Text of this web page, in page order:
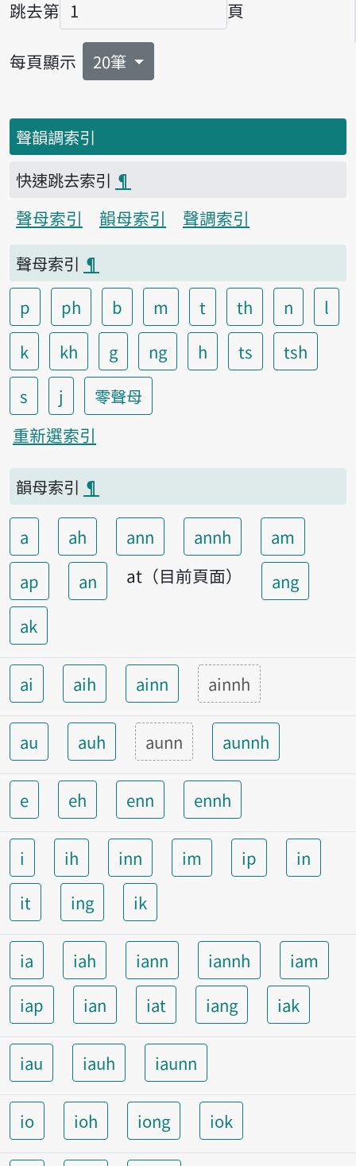
跳去第
頁碼
頁
每頁顯示 20筆
聲韻調索引
快速跳去索引 ¶
聲母索引
韻母索引
聲調索引
聲母索引 ¶
p
ph b m t th n
l
k
kh g ng h ts
tsh
s
j
零聲母
重新選索引
韻母索引 ¶
a ah ann annh
am
ap
an at（目前頁面）
ang
ak
ai aih ainn ainnh
au auh aunn aunnh
e eh enn ennh
i ih inn im ip
in
it
ing ik
ia iah iann iannh
iam
iap
ian iat iang iak
iau iauh iaunn
io ioh iong iok